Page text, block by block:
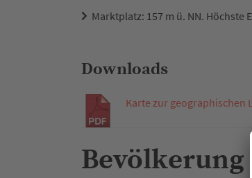
Marktplatz: 157 m ü. NN. Höchste
Downloads
Karte zur geographischen
Bevölkerung